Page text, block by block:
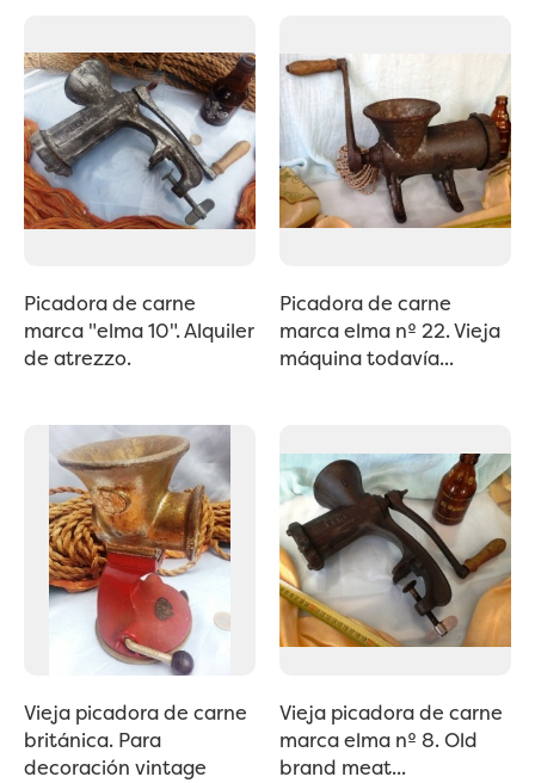
Picadora de carne
marca "elma 10". Alquiler
de atrezzo.
Picadora de carne
marca elma nº 22. Vieja
máquina todavía...
Vieja picadora de carne
británica. Para
decoración vintage
Vieja picadora de carne
marca elma nº 8. Old
brand meat...